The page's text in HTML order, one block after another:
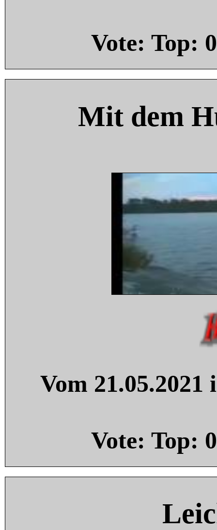
Vote: Top: 0
Mit dem
Vom 21.05.2021
Vote: Top: 0